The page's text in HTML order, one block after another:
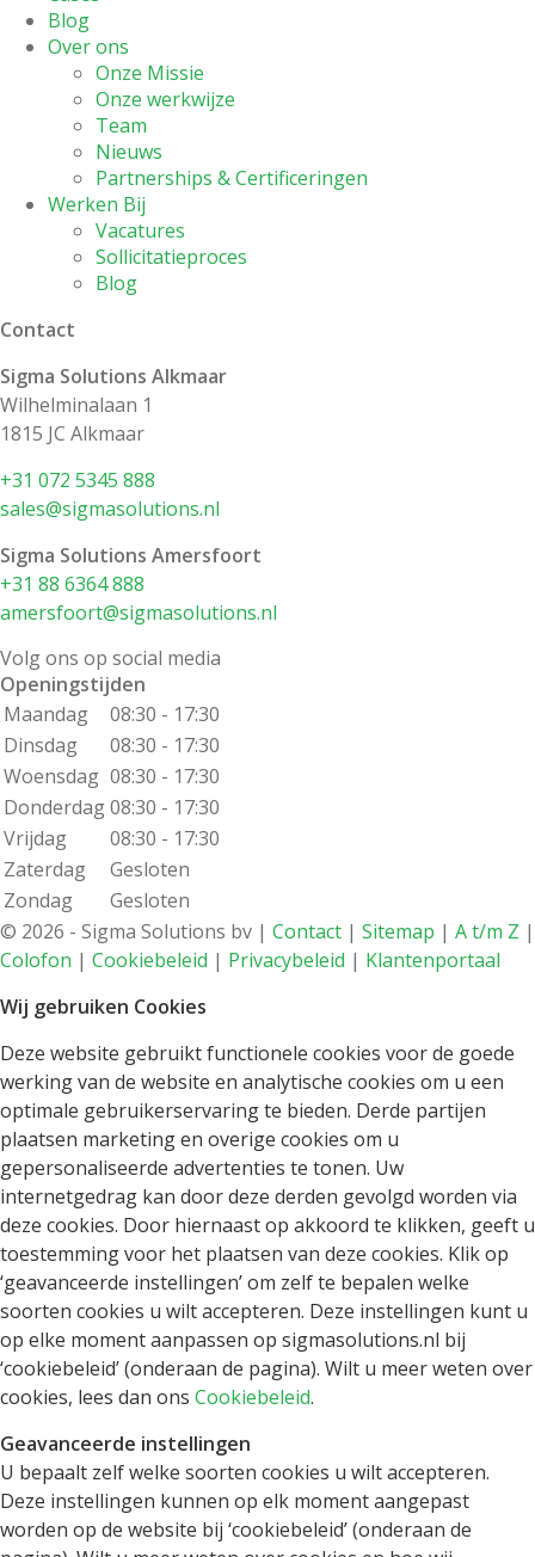
Blog
Over ons
Onze Missie
Onze werkwijze
Team
Nieuws
Partnerships & Certificeringen
Werken Bij
Vacatures
Sollicitatieproces
Blog
Contact
Sigma Solutions Alkmaar
Wilhelminalaan 1
1815 JC Alkmaar
+31 072 5345 888
sales@sigmasolutions.nl
Sigma Solutions Amersfoort
+31 88 6364 888
amersfoort@sigmasolutions.nl
Volg ons op social media
Openingstijden
Maandag
08:30 - 17:30
Dinsdag
08:30 - 17:30
Woensdag 08:30 - 17:30
Donderdag08:30 - 17:30
Vrijdag
08:30 - 17:30
Zaterdag
Gesloten
Zondag
Gesloten
© 2026 - Sigma Solutions bv | Contact | Sitemap | A t/m Z |
Colofon | Cookiebeleid | Privacybeleid | Klantenportaal
Wij gebruiken Cookies
Deze website gebruikt functionele cookies voor de goede
werking van de website en analytische cookies om u een
optimale gebruikerservaring te bieden. Derde partijen
plaatsen marketing en overige cookies om u
gepersonaliseerde advertenties te tonen. Uw
internetgedrag kan door deze derden gevolgd worden via
deze cookies. Door hiernaast op akkoord te klikken, geeft u
toestemming voor het plaatsen van deze cookies. Klik op
‘geavanceerde instellingen’ om zelf te bepalen welke
soorten cookies u wilt accepteren. Deze instellingen kunt u
op elke moment aanpassen op sigmasolutions.nl bij
‘cookiebeleid’ (onderaan de pagina). Wilt u meer weten over
cookies, lees dan ons Cookiebeleid.
Geavanceerde instellingen
U bepaalt zelf welke soorten cookies u wilt accepteren.
Deze instellingen kunnen op elk moment aangepast
worden op de website bij ‘cookiebeleid’ (onderaan de